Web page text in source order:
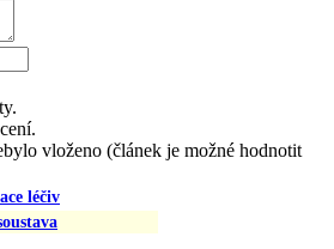
vloženo (článek je možné hodnotit
léčiv